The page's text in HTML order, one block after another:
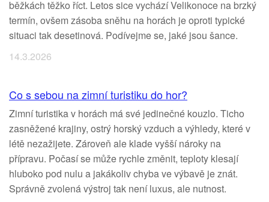
běžkách těžko říct. Letos sice vychází Velikonoce na brzký
termín, ovšem zásoba sněhu na horách je oproti typické
situaci tak desetinová. Podívejme se, jaké jsou šance.
14.3.2026
Co s sebou na zimní turistiku do hor?
Zimní turistika v horách má své jedinečné kouzlo. Ticho
zasněžené krajiny, ostrý horský vzduch a výhledy, které v
létě nezažijete. Zároveň ale klade vyšší nároky na
přípravu. Počasí se může rychle změnit, teploty klesají
hluboko pod nulu a jakákoliv chyba ve výbavě je znát.
Správně zvolená výstroj tak není luxus, ale nutnost.